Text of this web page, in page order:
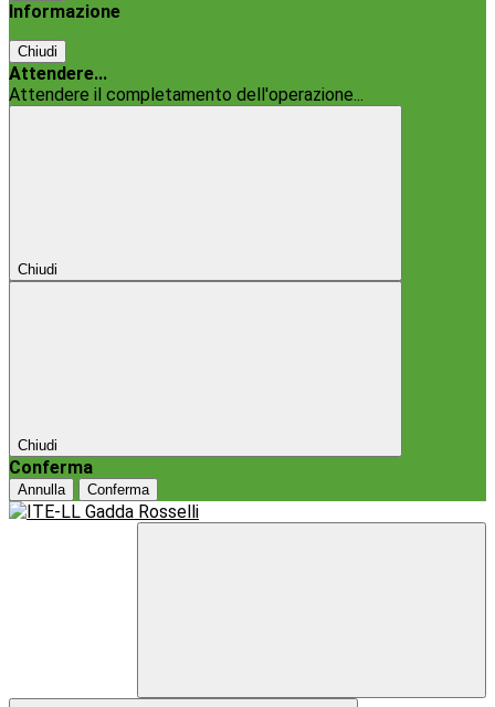
Informazione
Chiudi
Attendere...
Attendere il completamento dell'operazione...
Chiudi
Chiudi
Conferma
Annulla Conferma